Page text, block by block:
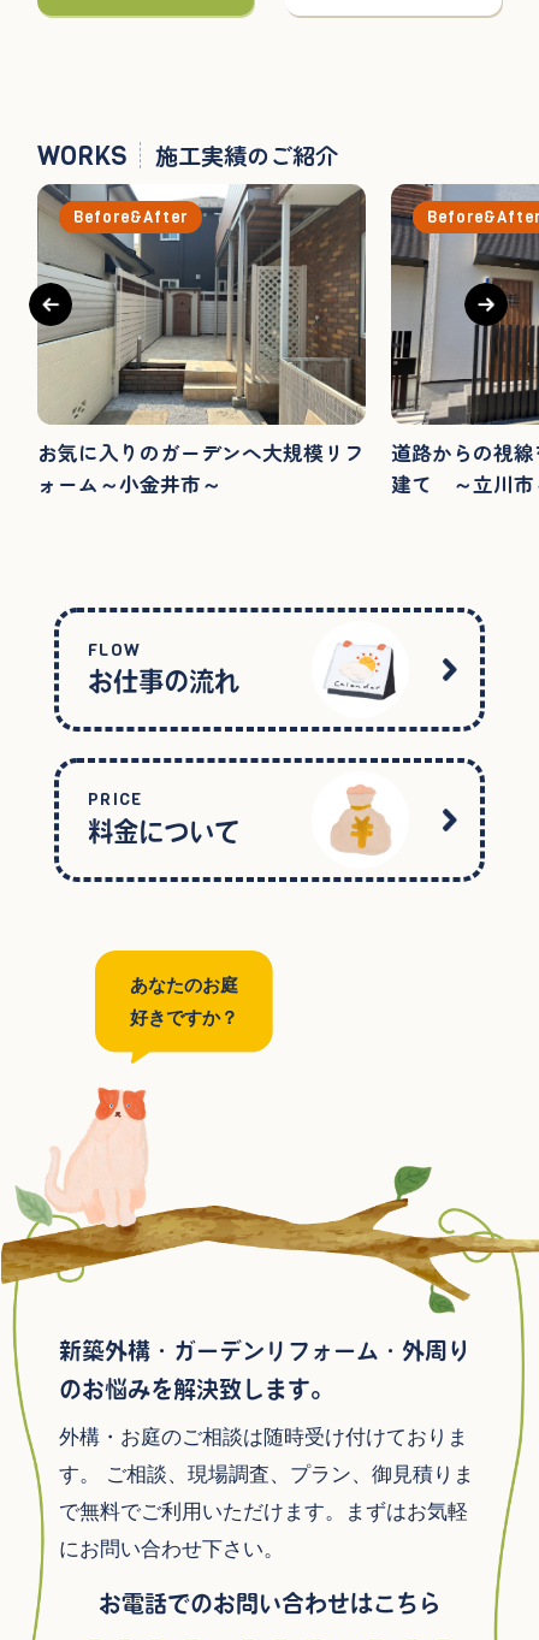
WORKS 施工実績のご紹介
Before&After
お気に入りのガーデンへ大規模リフ
ォーム～小金井市～
道路からの視
建て ～立川市
FLOW
お仕事の流れ
PRICE
料金について
あなたのお庭
好きですか？
新築外構・ガーデンリフォーム・外周り
のお悩みを解決致します。
外構・お庭のご相談は随時受け付けておりま
す。
ご相談、現場調査、プラン、御見積りま
で無料でご利用いただけます。まずはお気軽
にお問い合わせ下さい。
お電話でのお問い合わせはこちら